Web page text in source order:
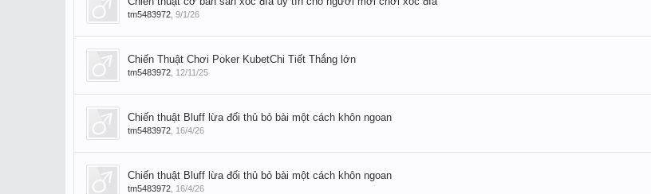
tm5483972 9/1/26
Chiến Thuật Chơi Poker KubetChi Tiết Thắng lớn
tm5483972 12/11/25
Chiến thuật Bluff lừa đối thủ bỏ bài một cách khôn ngoan
tm5483972 16/4/26
Chiến thuật Bluff lừa đối thủ bỏ bài một cách khôn ngoan
tm5483972 16/4/26